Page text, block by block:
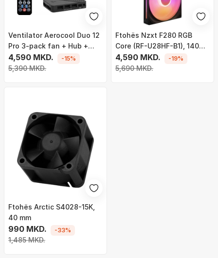
Ventilator Aerocool Duo 12
Pro 3-pack fan + Hub +
Remote control
4,590 MKD.
5,390 MKD.
-15%
Ftohës Nzxt F280 RGB
Core (RF-U28HF-B1), 140
mm
4,590 MKD.
5,690 MKD.
-19%
Ftohës Arctic S4028-15K,
40 mm
990 MKD.
1,485 MKD.
-33%